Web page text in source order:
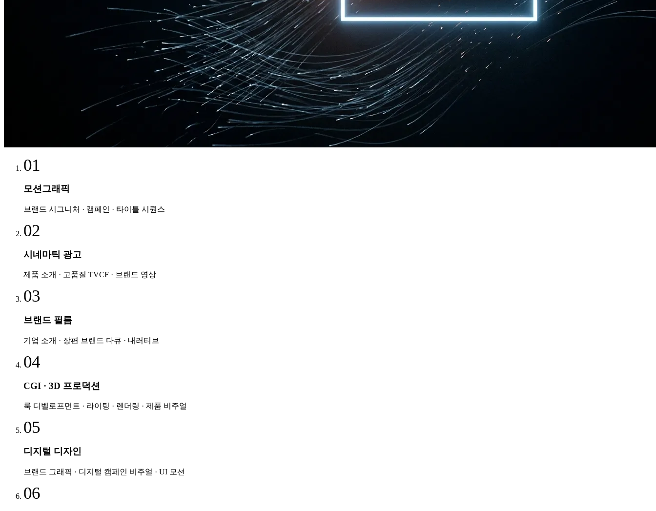
01
모션그래픽
브랜드 시그니처 · 캠페인 · 타이틀 시퀀스
02
시네마틱 광고
제품 소개 · 고품질 TVCF · 브랜드 영상
03
브랜드 필름
기업 소개 · 장편 브랜드 다큐 · 내러티브
04
CGI · 3D 프로덕션
룩 디벨로프먼트 · 라이팅 · 렌더링 · 제품 비주얼
05
디지털 디자인
브랜드 그래픽 · 디지털 캠페인 비주얼 · UI 모션
06